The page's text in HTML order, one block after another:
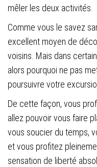
mêler les deux activités.
Comme vous le savez
excellent moyen de
voisins. Mais dans
alors pourquoi ne pas
poursuivre votre
De cette façon, vous
allez pouvoir vous faire
vous soucier du temps,
et vous profitez
sensation de liberté